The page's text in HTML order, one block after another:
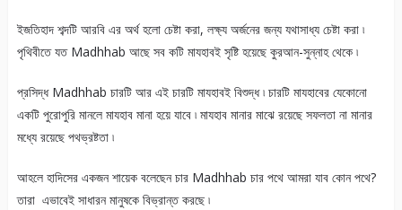
ইজতিহাদ শব্দটি আরবি এর অর্থ হলো চেষ্টা করা, লক্ষ্য অর্জনের জন্য যথাসাধ্য চেষ্টা করা ৷
পৃথিবীতে যত Madhhab আছে সব কটি মাযহাবই সৃষ্টি হয়েছে কুরআন-সুন্নাহ থেকে ৷
প্রসিদ্ধ Madhhab চারটি আর এই চারটি মাযহাবই বিশুদ্ধ ৷ চারটি মাযহাবের যেকোনো
একটি পুরোপুরি মানলে মাযহাব মানা হয়ে যাবে ৷ মাযহাব মানার মাঝে রয়েছে সফলতা না মানার
মধ্যে রয়েছে পথভ্রষ্টতা ৷
আহলে হাদিসের একজন শায়েক বলেছেন চার Madhhab চার পথে আমরা যাব কোন পথে?
তারা এভাবেই সাধারন মানুষকে বিভ্রান্ত করছে ৷